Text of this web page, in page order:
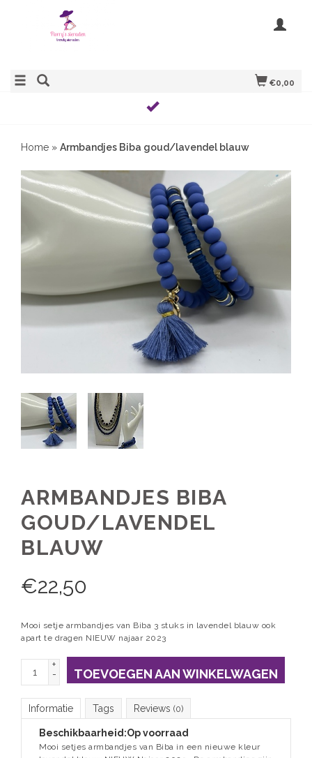
€0,00
Home » Armbandjes Biba goud/lavendel blauw
ARMBANDJES BIBA
GOUD/LAVENDEL
BLAUW
€22,50
Mooi setje armbandjes van Biba 3 stuks in lavendel blauw ook
apart te dragen NIEUW najaar 2023
+
-
TOEVOEGEN AAN WINKELWAGEN
Informatie Tags Reviews (0)
Beschikbaarheid:Op voorraad
Mooi setjes armbandjes van Biba in een nieuwe kleur